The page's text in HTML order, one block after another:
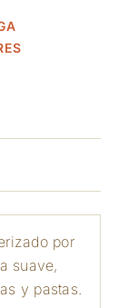
por
suave,
y pastas.